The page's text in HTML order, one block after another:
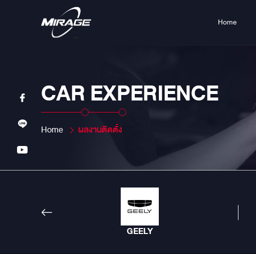
Home
CAR EXPERIENCE
Home ผลงานติดตั้ง
GEELY